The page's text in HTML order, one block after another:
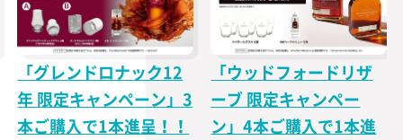
「グレンドロナック12
年 限定キャンペーン」3
本ご購入で1本進呈！！
「ウッドフォードリザ
ーブ 限定キャンペー
ン」4本ご購入で1本進